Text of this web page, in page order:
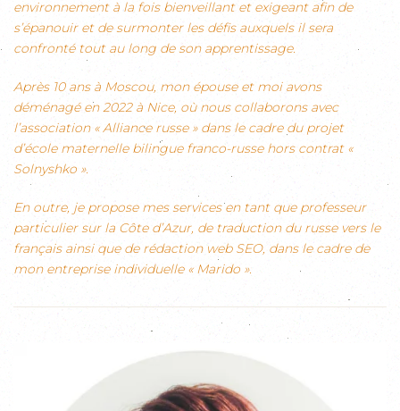
environnement à la fois bienveillant et exigeant afin de
s’épanouir et de surmonter les défis auxquels il sera
confronté tout au long de son apprentissage.
Après 10 ans à Moscou, mon épouse et moi avons
déménagé en 2022 à Nice, où nous collaborons avec
l’association « Alliance russe » dans le cadre du projet
d’école maternelle bilingue franco-russe hors contrat «
Solnyshko ».
En outre, je propose mes services en tant que professeur
particulier sur la Côte d’Azur, de traduction du russe vers le
français ainsi que de rédaction web SEO, dans le cadre de
mon entreprise individuelle « Marido ».